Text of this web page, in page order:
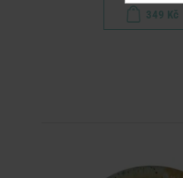
349 Kč